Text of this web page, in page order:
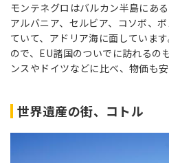
モンテネグロはバルカン半島にあ
アルバニア、セルビア、コソボ、
ていて、アドリア海に面していま
ので、EU諸国のついでに訪れるの
ンスやドイツなどに比べ、物価も
世界遺産の街、コトル